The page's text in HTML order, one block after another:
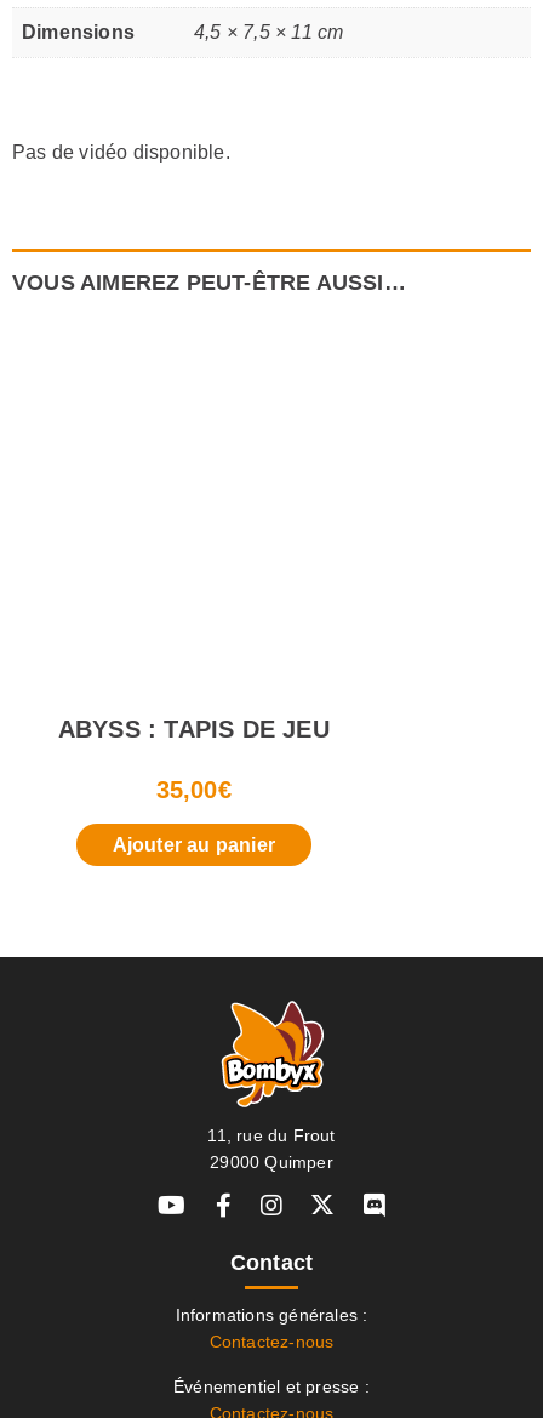
Dimensions 4,5 × 7,5 × 11 cm
Pas de vidéo disponible.
VOUS AIMEREZ PEUT-ÊTRE AUSSI…
ABYSS : TAPIS DE JEU
35,00€
Ajouter au panier
11, rue du Frout
29000 Quimper
Contact
Informations générales :
Contactez-nous
Événementiel et presse :
Contactez-nous